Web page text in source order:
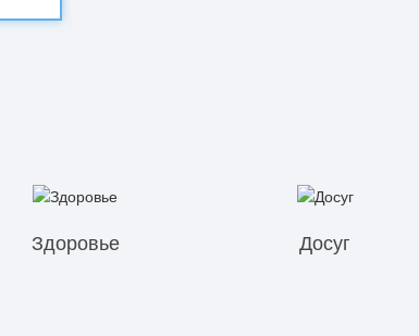
Здоровье Досуг